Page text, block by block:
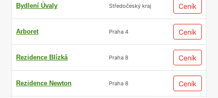
Bydlení Úvaly Středočeský kraj Ceník
Arboret Praha 4 Ceník
Rezidence Blízká Praha 8 Ceník
Rezidence Newton Praha 8 Ceník